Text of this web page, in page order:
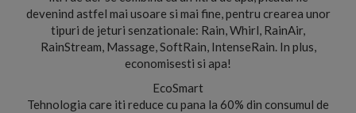
devenind astfel mai usoare si mai fine, pentru crearea unor
tipuri de jeturi senzationale: Rain, Whirl, RainAir,
RainStream, Massage, SoftRain, IntenseRain. In plus,
economisesti si apa!
EcoSmart
Tehnologia care iti reduce cu pana la 60% din consumul de